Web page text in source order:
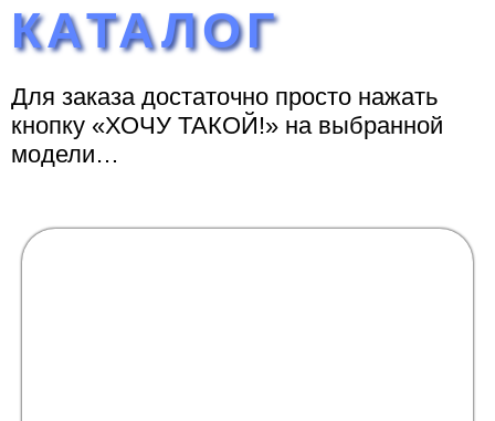
КАТАЛОГ
Для заказа достаточно просто нажать
кнопку «ХОЧУ ТАКОЙ!» на выбранной
модели…